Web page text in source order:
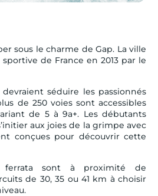
sous le charme de Gap. La ville
de France en 2013 par le
devraient séduire les passionnés
de 250 voies sont accessibles
de 5 à 9a+. Les débutants
aux joies de la grimpe avec
conçues pour découvrir cette
sont à proximité de
de 30, 35 ou 41 km à choisir